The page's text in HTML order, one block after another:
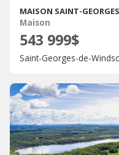
MAISON SAINT-
Maison
543 999$
Saint-Georges-de-